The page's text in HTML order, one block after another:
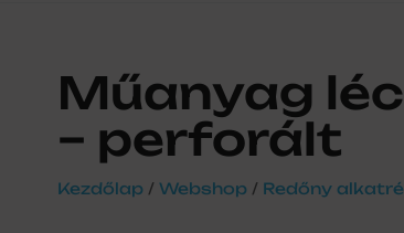
Műanyag
– perforált
Kezdőlap / Webshop / Redőny